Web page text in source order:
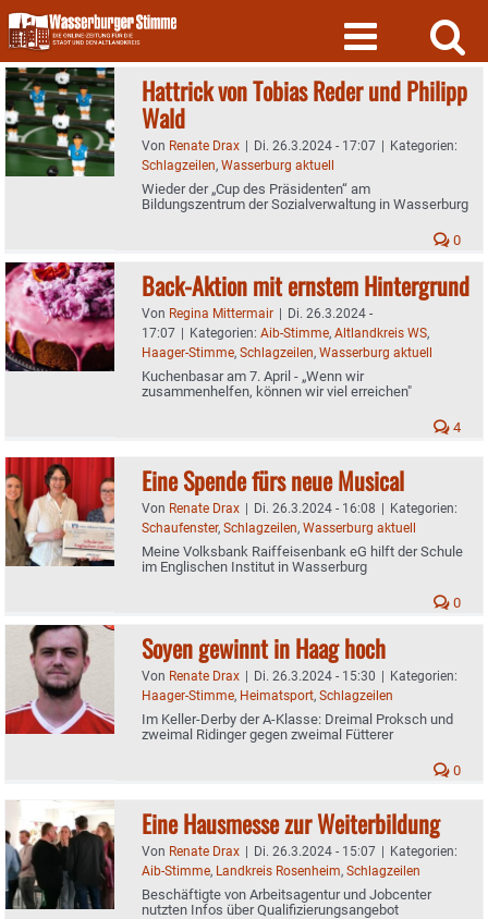
Skip
to
content
Hattrick von Tobias Reder und Philipp
Wald
Von Renate Drax | Di. 26.3.2024 - 17:07 | Kategorien:
Schlagzeilen, Wasserburg aktuell
Wieder der „Cup des Präsidenten“ am
Bildungszentrum der Sozialverwaltung in Wasserburg
0
Back-Aktion mit ernstem Hintergrund
Von Regina Mittermair | Di. 26.3.2024 -
17:07 | Kategorien: Aib-Stimme, Altlandkreis WS,
Haager-Stimme, Schlagzeilen, Wasserburg aktuell
Kuchenbasar am 7. April - „Wenn wir
zusammenhelfen, können wir viel erreichen"
4
Eine Spende fürs neue Musical
Von Renate Drax | Di. 26.3.2024 - 16:08 | Kategorien:
Schaufenster, Schlagzeilen, Wasserburg aktuell
Meine Volksbank Raiffeisenbank eG hilft der Schule
im Englischen Institut in Wasserburg
0
Soyen gewinnt in Haag hoch
Von Renate Drax | Di. 26.3.2024 - 15:30 | Kategorien:
Haager-Stimme, Heimatsport, Schlagzeilen
Im Keller-Derby der A-Klasse: Dreimal Proksch und
zweimal Ridinger gegen zweimal Fütterer
0
Eine Hausmesse zur Weiterbildung
Von Renate Drax | Di. 26.3.2024 - 15:07 | Kategorien:
Aib-Stimme, Landkreis Rosenheim, Schlagzeilen
Beschäftigte von Arbeitsagentur und Jobcenter
nutzten Infos über Qualifizierungsangebot